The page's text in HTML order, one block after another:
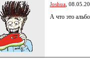
Joshua ,
А что это